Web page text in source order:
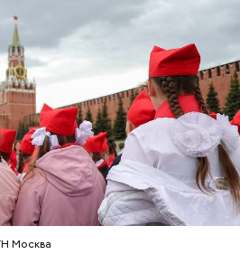
Москва
много сахара, который
С одной стороны — это
энергию. Но важно
дынями не нужно сильно
и арбузами, людям с
лишним весом, —